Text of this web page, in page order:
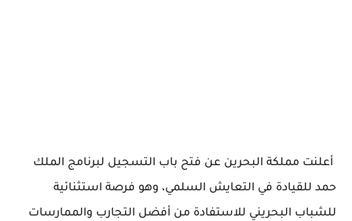
أعلنت مملكة البحرين عن فتح باب التسجيل لبرنامج الملك
حمد للقيادة في التعايش السلمي، وهو فرصة استثنائية
للشباب البحريني للاستفادة من أفضل التجارب والممارسات